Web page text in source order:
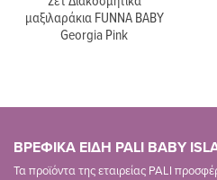
μαξιλαράκια FUNNA BABY
Georgia Pink
ΒΡΕΦΙΚΑ ΕΙΔΗ PALI BABY
Τα προϊόντα της εταιρείας PALI